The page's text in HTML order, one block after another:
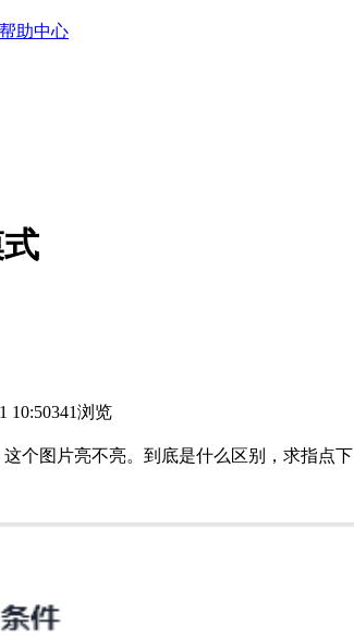
帮助中心
10:50341浏览
个图片亮不亮。到底是什么区别，求指点下